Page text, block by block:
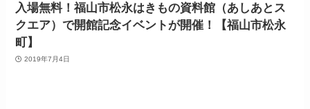
入場無料！福山市松永はきもの資料館（あしあとス
クエア）で開館記念イベントが開催！【福山市松永
町】
2019年7月4日